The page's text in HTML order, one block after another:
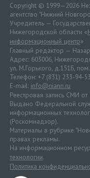
Copyright © 1999—2026
агентство "Нижний
Учредитель —
Нижегородской области «
информационный центр»
Главный редактор —
Адрес: 603006,
ул. М.Горького, д.151Б,
Телефон: +7 (831) 233-94-53
E-mail: info@niann.ru
Реестровая запись СМИ
Выдано Федеральной
информационных
(Роскомнадзор).
Материалы в рубрике
правах рекламы.
На информационном
технологии.
Политика